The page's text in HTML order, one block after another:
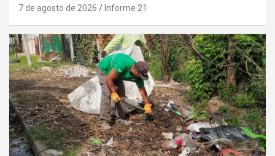
7 de agosto de 2026 Informe 21